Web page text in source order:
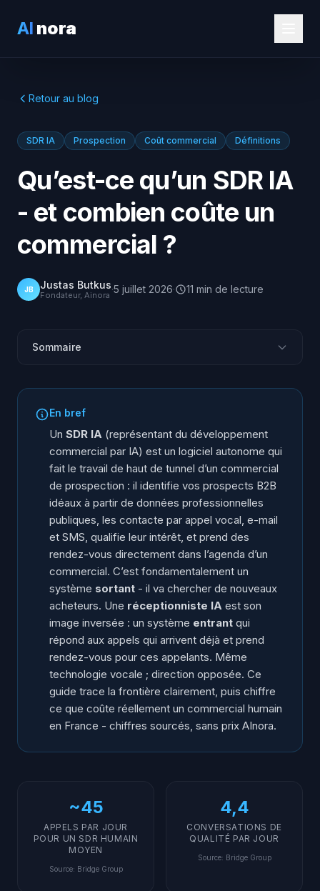
AI nora
Retour au blog
SDR IA Prospection Coût commercial Définitions
Qu’est-ce qu’un SDR IA
- et combien coûte un
commercial ?
JB Justas Butkus
Fondateur, Ainora ·5 juillet 2026· 11 min de lecture
Sommaire
En quoi un SDR IA diffère-t-il d’une réceptionniste IA ?
entrante ?
Comment un SDR IA trouve-t-il et contacte-t-il des
Combien coûte un commercial (SDR) humain en
Quelles entreprises ont vraiment besoin d’un SDR IA ?
Questions fréquentes
En bref
Un SDR IA (représentant du développement
commercial par IA) est un logiciel autonome qui
fait le travail de haut de tunnel d’un commercial
de prospection : il identifie vos prospects B2B
idéaux à partir de données professionnelles
publiques, les contacte par appel vocal, e-mail
et SMS, qualifie leur intérêt, et prend des
rendez-vous directement dans l’agenda d’un
commercial. C’est fondamentalement un
système sortant - il va chercher de nouveaux
acheteurs. Une réceptionniste IA est son
image inversée : un système entrant qui
répond aux appels qui arrivent déjà et prend
rendez-vous pour ces appelants. Même
technologie vocale ; direction opposée. Ce
guide trace la frontière clairement, puis chiffre
ce que coûte réellement un commercial humain
en France - chiffres sourcés, sans prix AInora.
~45
APPELS PAR JOUR
POUR UN SDR HUMAIN
MOYEN
Source: Bridge Group
4,4
CONVERSATIONS DE
QUALITÉ PAR JOUR
Source: Bridge Group